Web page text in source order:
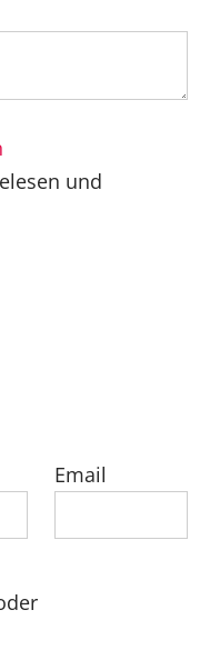
und
Email